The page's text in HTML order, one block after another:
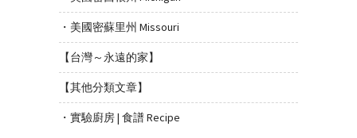
・美國密蘇里州 Missouri
【台灣～永遠的家】
【其他分類文章】
・實驗廚房 | 食譜 Recipe